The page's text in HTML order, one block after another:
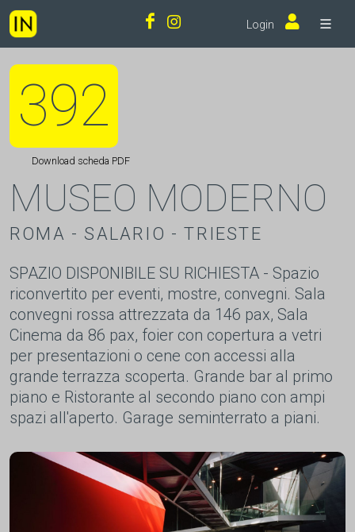
Login
392
Download scheda PDF
MUSEO MODERNO
ROMA - SALARIO - TRIESTE
SPAZIO DISPONIBILE SU RICHIESTA - Spazio
riconvertito per eventi, mostre, convegni. Sala
convegni rossa attrezzata da 146 pax, Sala
Cinema da 86 pax, foier con copertura a vetri
per presentazioni o cene con accessi alla
grande terrazza scoperta. Grande bar al primo
piano e Ristorante al secondo piano con ampi
spazi all'aperto. Garage seminterrato a piani.